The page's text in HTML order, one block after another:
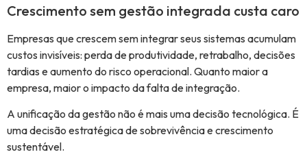
Crescimento sem gestão integrada custa caro
Empresas que crescem sem integrar seus sistemas acumulam
custos invisíveis: perda de produtividade, retrabalho, decisões
tardias e aumento do risco operacional. Quanto maior a
empresa, maior o impacto da falta de integração.
A unificação da gestão não é mais uma decisão tecnológica. É
uma decisão estratégica de sobrevivência e crescimento
sustentável.